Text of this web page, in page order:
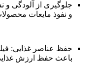
و نفوذ مایعات
باعث حفظ ارزش